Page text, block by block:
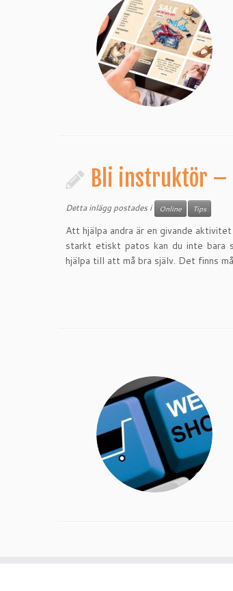
Bli instruktör –
Detta inlägg postades i Online Tips
Att hjälpa andra är en givande
starkt etiskt patos kan du inte
hjälpa till att må bra själv. Det finns